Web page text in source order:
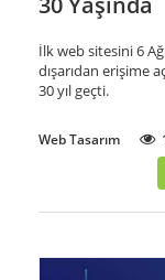
İlk web sitesini 6
dışarıdan erişime
30 yıl geçti.
Web Tasarım